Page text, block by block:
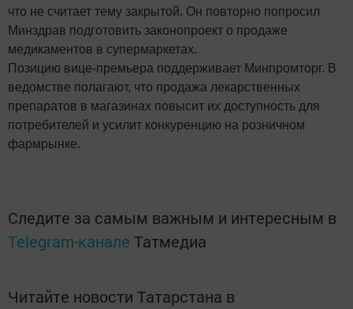
что не считает тему закрытой. Он повторно попросил
Минздрав подготовить законопроект о продаже
медикаментов в супермаркетах.
Позицию вице-премьера поддерживает Минпромторг. В
ведомстве полагают, что продажа лекарственных
препаратов в магазинах повысит их доступность для
потребителей и усилит конкуренцию на розничном
фармрынке.
Следите за самым важным и интересным в
Telegram-канале Татмедиа
Читайте новости Татарстана в